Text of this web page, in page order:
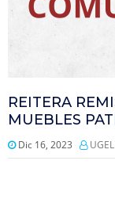
REITERA
MUEBLES
Dic 16, 2023